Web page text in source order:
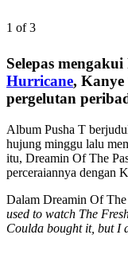
1 of 3
Selepas
Hurricane, Kanye
pergelutan
Album Pusha T
hujung minggu lalu
itu, Dreamin Of The
perceraiannya dengan
Dalam Dreamin Of
used to watch The
Coulda bought it, but I